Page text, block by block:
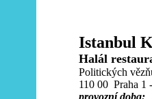
Istanbul
Halál
Politických
110 00 Praha 1
provozní doba: